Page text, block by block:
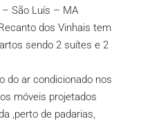
São Luís – MA
dos Vinhais tem
sendo 2 suítes e 2
do ar condicionado nos
móveis projetados
,perto de padarias,